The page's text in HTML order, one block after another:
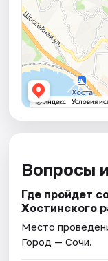
Вопросы
Где пройдет
Хостинского
Место
Город — Сочи.